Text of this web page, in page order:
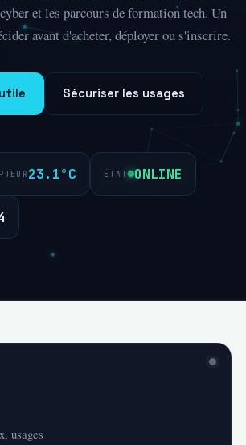
et les parcours de formation tech. Un
avant d'acheter, déployer ou s'inscrire.
Sécuriser les usages
23.1°C ÉTAT ONLINE
usages